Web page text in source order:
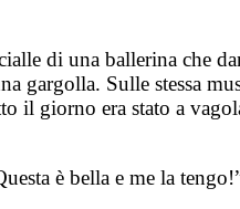
di una ballerina che
gargolla. Sulle stessa
il giorno era stato a
è bella e me la